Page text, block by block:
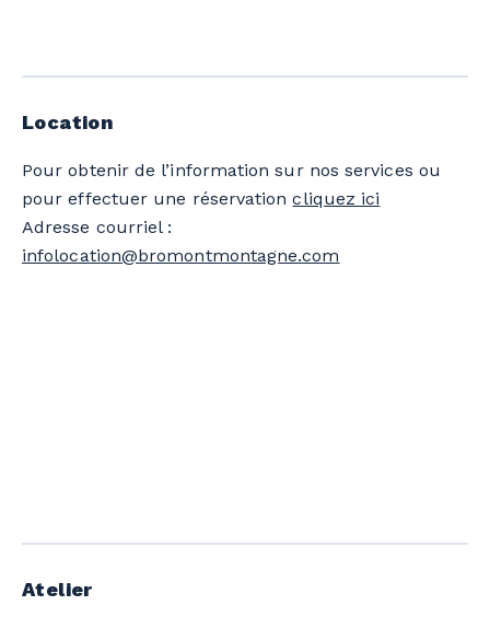
Location
Pour obtenir de l’information sur nos services ou
pour effectuer une réservationcliquez ici
Adresse courriel :
infolocation@bromontmontagne.com
Atelier